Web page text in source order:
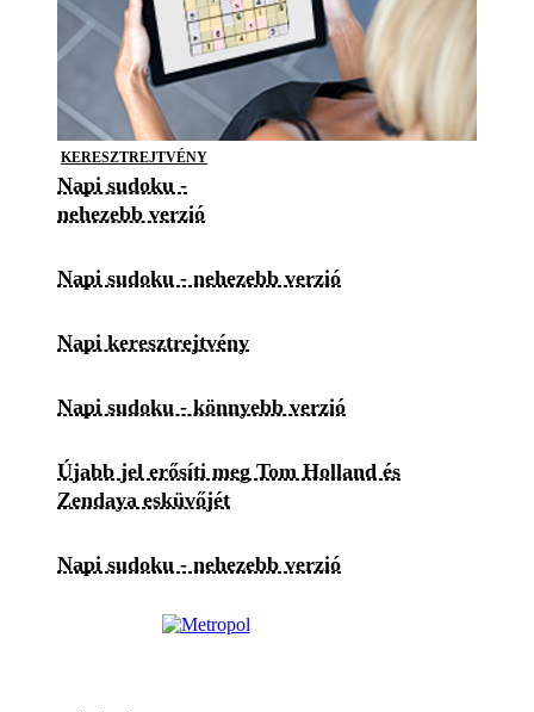
KERESZTREJTVÉNY
Napi sudoku -
nehezebb verzió
Napi sudoku - nehezebb verzió
Napi keresztrejtvény
Napi sudoku - könnyebb verzió
Újabb jel erősíti meg Tom Holland és
Zendaya esküvőjét
Napi sudoku - nehezebb verzió